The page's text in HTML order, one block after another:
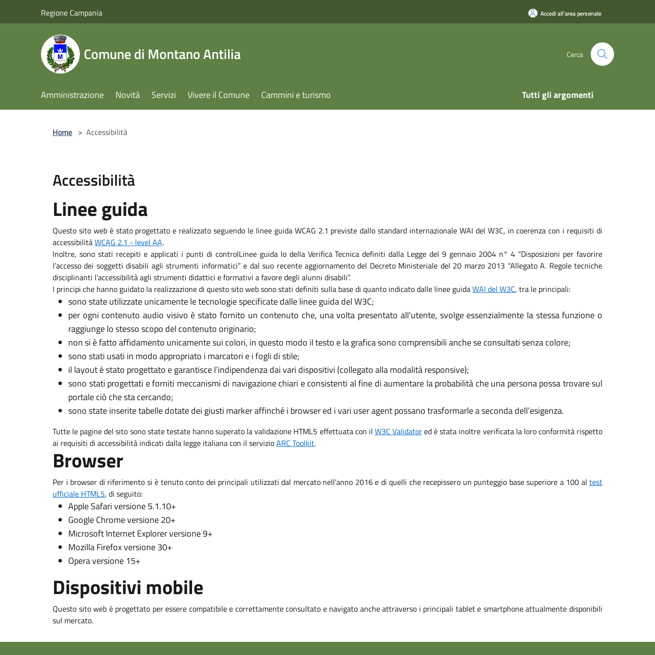
Regione Campania Accedi all'area personale
Comune di Montano Antilia Cerca
Amministrazione Novità Servizi Vivere il Comune Cammini e turismo Tutti gli argomenti
Home > Accessibilità
Accessibilità
Linee guida
Questo sito web è stato progettato e realizzato seguendo le linee guida WCAG 2.1 previste dallo standard internazionale WAI del W3C, in coerenza con i requisiti di
accessibilitàWCAG 2.1 - level AA.
Inoltre, sono stati recepiti e applicati i punti di controlLinee guida lo della Verifica Tecnica definiti dalla Legge del 9 gennaio 2004 n° 4 “Disposizioni per favorire
l’accesso dei soggetti disabili agli strumenti informatici” e dal suo recente aggiornamento del Decreto Ministeriale del 20 marzo 2013 “Allegato A. Regole tecniche
disciplinanti l’accessibilità agli strumenti didattici e formativi a favore degli alunni disabili”.
I principi che hanno guidato la realizzazione di questo sito web sono stati definiti sulla base di quanto indicato dalle linee guidaWAI del W3C, tra le principali:
sono state utilizzate unicamente le tecnologie specificate dalle linee guida del W3C;
per ogni contenuto audio visivo è stato fornito un contenuto che, una volta presentato all'utente, svolge essenzialmente la stessa funzione o
raggiunge lo stesso scopo del contenuto originario;
non si è fatto affidamento unicamente sui colori, in questo modo il testo e la grafica sono comprensibili anche se consultati senza colore;
sono stati usati in modo appropriato i marcatori e i fogli di stile;
il layout è stato progettato e garantisce l’indipendenza dai vari dispositivi (collegato alla modalità responsive);
sono stati progettati e forniti meccanismi di navigazione chiari e consistenti al fine di aumentare la probabilità che una persona possa trovare sul
portale ciò che sta cercando;
sono state inserite tabelle dotate dei giusti marker affinché i browser ed i vari user agent possano trasformarle a seconda dell’esigenza.
Tutte le pagine del sito sono state testate hanno superato la validazione HTML5 effettuata con il W3C Validatored è stata inoltre verificata la loro conformità rispetto
ai requisiti di accessibilità indicati dalla legge italiana con il servizioARC Toolkit.
Browser
Per i browser di riferimento si è tenuto conto dei principali utilizzati dal mercato nell’anno 2016 e di quelli che recepissero un punteggio base superiore a 100 al test
ufficiale HTML5, di seguito:
Apple Safari versione 5.1.10+
Google Chrome versione 20+
Microsoft Internet Explorer versione 9+
Mozilla Firefox versione 30+
Opera versione 15+
Dispositivi mobile
Questo sito web è progettato per essere compatibile e correttamente consultato e navigato anche attraverso i principali tablet e smartphone attualmente disponibili
sul mercato.